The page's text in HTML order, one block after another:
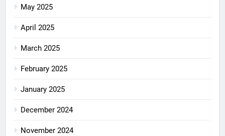
May 2025
April 2025
March 2025
February 2025
January 2025
December 2024
November 2024